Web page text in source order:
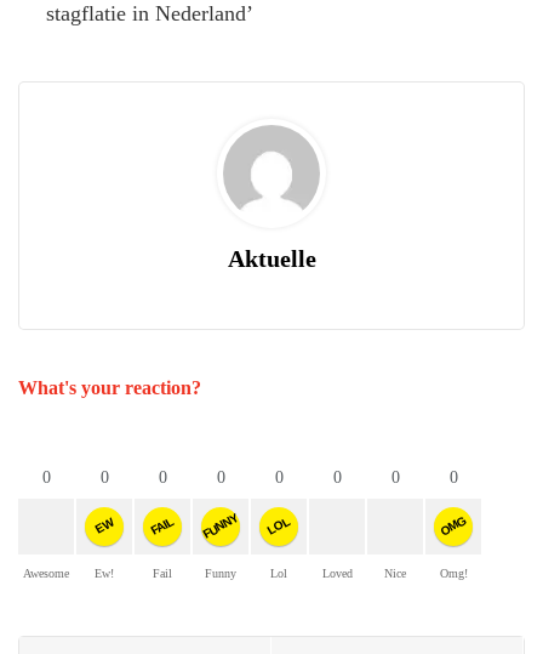
stagflatie in Nederland’
Aktuelle
What's your reaction?
0
Awesome
0
EW
Ew!
0
FAIL
Fail
0
FUNNY
Funny
0
LOL
Lol
0
Loved
0
Nice
0
OMG
Omg!